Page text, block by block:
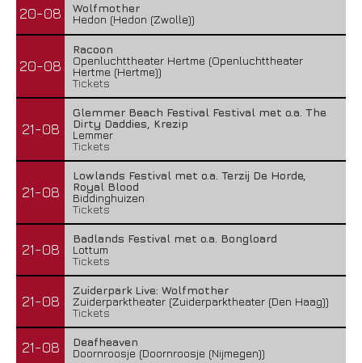
20-08
Wolfmother
Hedon (Hedon (Zwolle))
20-08
Racoon
Openluchttheater Hertme (Openluchttheater
Hertme (Hertme))
Tickets
21-08
Glemmer Beach Festival Festival met o.a. The
Dirty Daddies, Krezip
Lemmer
Tickets
21-08
Lowlands Festival met o.a. Terzij De Horde,
Royal Blood
Biddinghuizen
Tickets
21-08
Badlands Festival met o.a. Bongloard
Lottum
Tickets
21-08
Zuiderpark Live: Wolfmother
Zuiderparktheater (Zuiderparktheater (Den Haag))
Tickets
21-08
Deafheaven
Doornroosje (Doornroosje (Nijmegen))